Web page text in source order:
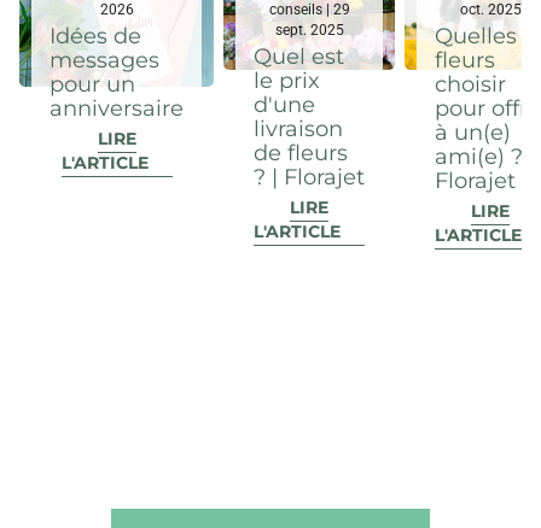
2026
Idées de
messages
pour un
anniversaire
LIRE
L'ARTICLE
conseils | 29
sept. 2025
Quel est
le prix
d'une
livraison
de fleurs
? | Florajet
LIRE
L'ARTICLE
oct. 2025
Quelles
fleurs
choisir
pour offrir
à un(e)
ami(e) ? |
Florajet
LIRE
L'ARTICLE